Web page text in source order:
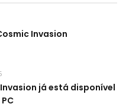
Invasion
Invasion já está disponível